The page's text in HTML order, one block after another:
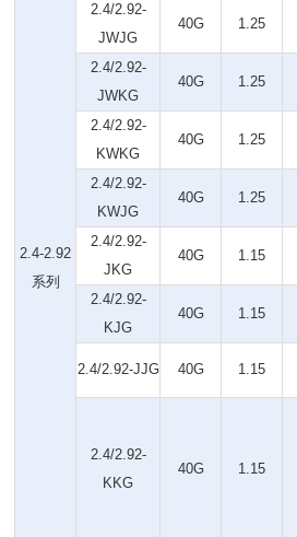
2.4-2.92
系列
2.4/2.92-
JWJG
40G 1.25
2.4/2.92-
JWKG
40G 1.25
2.4/2.92-
KWKG
40G 1.25
2.4/2.92-
KWJG
40G 1.25
2.4/2.92-
JKG
40G 1.15
2.4/2.92-
KJG
40G 1.15
2.4/2.92-JJG 40G 1.15
2.4/2.92-
KKG
40G 1.15